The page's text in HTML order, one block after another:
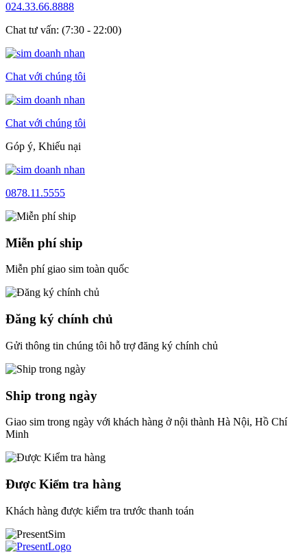
024.33.66.8888
Chat tư vấn: (7:30 - 22:00)
Chat với chúng tôi
Chat với chúng tôi
Góp ý, Khiếu nại
0878.11.5555
Miễn phí ship
Miễn phí giao sim toàn quốc
Đăng ký chính chủ
Gửi thông tin chúng tôi hỗ trợ đăng ký chính chủ
Ship trong ngày
Giao sim trong ngày với khách hàng ở nội thành Hà Nội, Hồ Chí
Minh
Được Kiểm tra hàng
Khách hàng được kiểm tra trước thanh toán